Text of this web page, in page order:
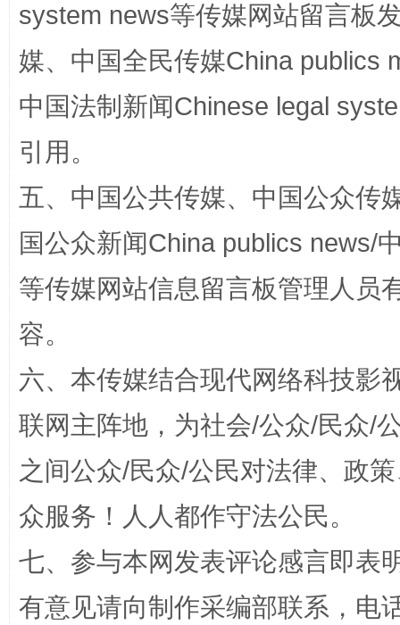
这是一记警钟！ 谢
在谋一域中谋全局
今
system news等传媒网站留言板
媒、中国全民传媒China publics
中国法制新闻Chinese legal
引用。
五、中国公共传媒、中国公众传
国公众新闻China publics news/
等传媒网站信息留言板管理人员
容。
六、本传媒结合现代网络科技影
联网主阵地，为社会/公众/民众/
之间公众/民众/公民对法律、政
众服务！人人都作守法公民。
七、参与本网发表评论感言即表
有意见请向制作采编部联系，电